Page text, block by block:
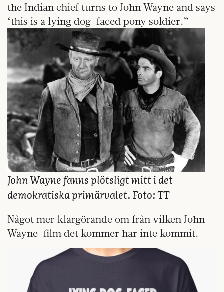
the Indian chief turns to John Wayne and says
‘this is a lying dog-faced pony soldier.”
John Wayne fanns plötsligt mitt i det
demokratiska primärvalet. Foto: TT
Något mer klargörande om från vilken John
Wayne-film det kommer har inte kommit.